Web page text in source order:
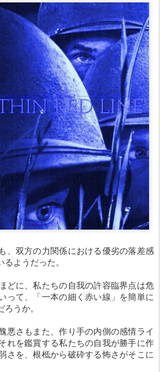
、双方の力関係における優劣の落差感
ようだった。
どに、私たちの自我の許容臨界点は危
って、「一本の細く赤い線」を簡単に
うか。
悪さもまた、作り手の内側の感情ライ
れを鑑賞する私たちの自我が勝手に作
さを、根柢から破砕する怖さがそこに